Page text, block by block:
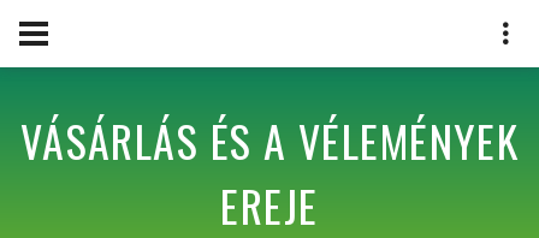
VÁSÁRLÁS ÉS A VÉLEMÉNYEK
EREJE